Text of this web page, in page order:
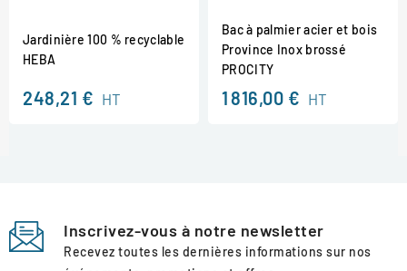
Jardinière 100 % recyclable
HEBA
248,21 € HT
Bac à palmier acier et bois
Province Inox brossé
PROCITY
1 816,00 € HT
Inscrivez-vous à notre newsletter
Recevez toutes les dernières informations sur nos